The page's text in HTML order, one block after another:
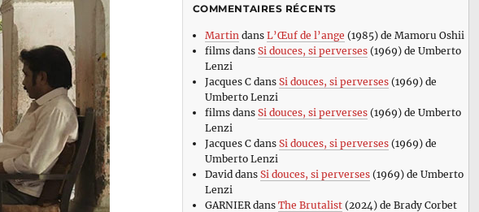
COMMENTAIRES RÉCENTS
Martin dans L’Œuf de l’ange (1985) de Mamoru Oshii
filmsdans Si douces, si perverses(1969) de Umberto
Lenzi
Jacques Cdans Si douces, si perverses(1969) de
Umberto Lenzi
filmsdans Si douces, si perverses(1969) de Umberto
Lenzi
Jacques Cdans Si douces, si perverses(1969) de
Umberto Lenzi
David dans Si douces, si perverses(1969) de Umberto
Lenzi
GARNIERdans The Brutalist(2024) de Brady Corbet